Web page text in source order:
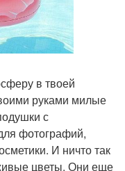
в твоей
руками милые
с
фотографий,
И ничто так
цветы. Они еще